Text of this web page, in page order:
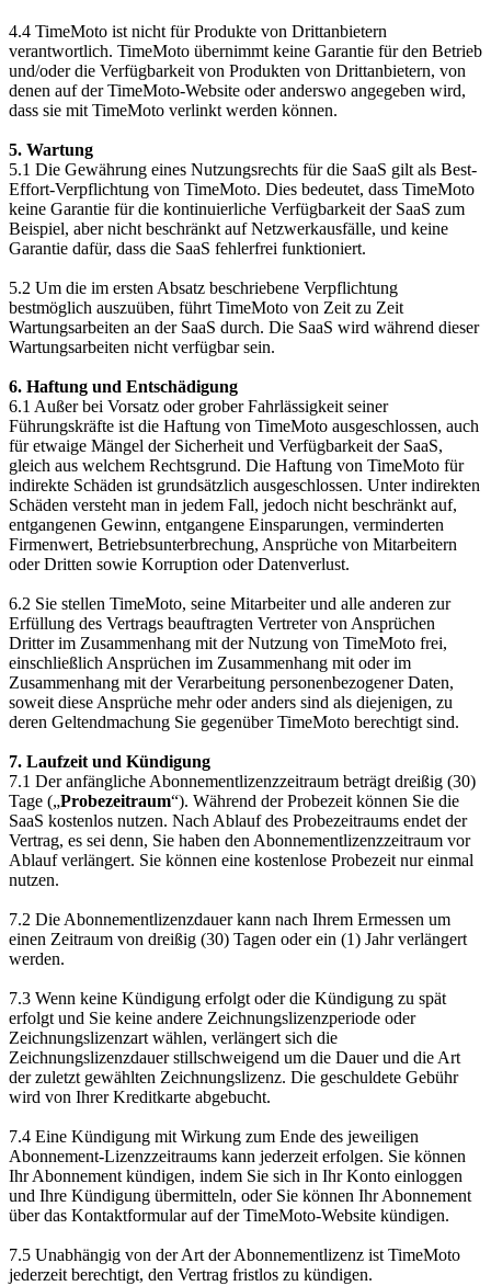
4.4 TimeMoto ist nicht für Produkte von Drittanbietern
verantwortlich. TimeMoto übernimmt keine Garantie für den Betrieb
und/oder die Verfügbarkeit von Produkten von Drittanbietern, von
denen auf der TimeMoto-Website oder anderswo angegeben wird,
dass sie mit TimeMoto verlinkt werden können.
5. Wartung
5.1 Die Gewährung eines Nutzungsrechts für die SaaS gilt als Best-
Effort-Verpflichtung von TimeMoto. Dies bedeutet, dass TimeMoto
keine Garantie für die kontinuierliche Verfügbarkeit der SaaS zum
Beispiel, aber nicht beschränkt auf Netzwerkausfälle, und keine
Garantie dafür, dass die SaaS fehlerfrei funktioniert.
5.2 Um die im ersten Absatz beschriebene Verpflichtung
bestmöglich auszuüben, führt TimeMoto von Zeit zu Zeit
Wartungsarbeiten an der SaaS durch. Die SaaS wird während dieser
Wartungsarbeiten nicht verfügbar sein.
6. Haftung und Entschädigung
6.1 Außer bei Vorsatz oder grober Fahrlässigkeit seiner
Führungskräfte ist die Haftung von TimeMoto ausgeschlossen, auch
für etwaige Mängel der Sicherheit und Verfügbarkeit der SaaS,
gleich aus welchem Rechtsgrund. Die Haftung von TimeMoto für
indirekte Schäden ist grundsätzlich ausgeschlossen. Unter indirekten
Schäden versteht man in jedem Fall, jedoch nicht beschränkt auf,
entgangenen Gewinn, entgangene Einsparungen, verminderten
Firmenwert, Betriebsunterbrechung, Ansprüche von Mitarbeitern
oder Dritten sowie Korruption oder Datenverlust.
6.2 Sie stellen TimeMoto, seine Mitarbeiter und alle anderen zur
Erfüllung des Vertrags beauftragten Vertreter von Ansprüchen
Dritter im Zusammenhang mit der Nutzung von TimeMoto frei,
einschließlich Ansprüchen im Zusammenhang mit oder im
Zusammenhang mit der Verarbeitung personenbezogener Daten,
soweit diese Ansprüche mehr oder anders sind als diejenigen, zu
deren Geltendmachung Sie gegenüber TimeMoto berechtigt sind.
7. Laufzeit und Kündigung
7.1 Der anfängliche Abonnementlizenzzeitraum beträgt dreißig (30)
Tage („Probezeitraum“). Während der Probezeit können Sie die
SaaS kostenlos nutzen. Nach Ablauf des Probezeitraums endet der
Vertrag, es sei denn, Sie haben den Abonnementlizenzzeitraum vor
Ablauf verlängert. Sie können eine kostenlose Probezeit nur einmal
nutzen.
7.2 Die Abonnementlizenzdauer kann nach Ihrem Ermessen um
einen Zeitraum von dreißig (30) Tagen oder ein (1) Jahr verlängert
werden.
7.3 Wenn keine Kündigung erfolgt oder die Kündigung zu spät
erfolgt und Sie keine andere Zeichnungslizenzperiode oder
Zeichnungslizenzart wählen, verlängert sich die
Zeichnungslizenzdauer stillschweigend um die Dauer und die Art
der zuletzt gewählten Zeichnungslizenz. Die geschuldete Gebühr
wird von Ihrer Kreditkarte abgebucht.
7.4 Eine Kündigung mit Wirkung zum Ende des jeweiligen
Abonnement-Lizenzzeitraums kann jederzeit erfolgen. Sie können
Ihr Abonnement kündigen, indem Sie sich in Ihr Konto einloggen
und Ihre Kündigung übermitteln, oder Sie können Ihr Abonnement
über das Kontaktformular auf der TimeMoto-Website kündigen.
7.5 Unabhängig von der Art der Abonnementlizenz ist TimeMoto
jederzeit berechtigt, den Vertrag fristlos zu kündigen.